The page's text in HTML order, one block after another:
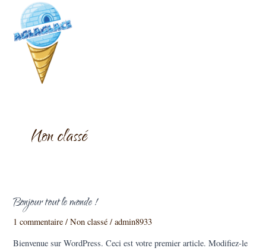
contenu
Non classé
Bonjour tout le monde !
1 commentaire /Non classé /admin8933
Bienvenue sur WordPress. Ceci est votre premier article. Modifiez-le
Bonjour
tout
monde !